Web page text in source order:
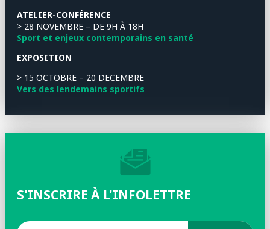
ATELIER-CONFÉRENCE
> 28 NOVEMBRE – DE 9H À 18H
Sport et enjeux contemporains en santé
EXPOSITION
> 15 OCTOBRE – 20 DECEMBRE
Vers des lendemains sportifs
S'INSCRIRE À L'INFOLETTRE